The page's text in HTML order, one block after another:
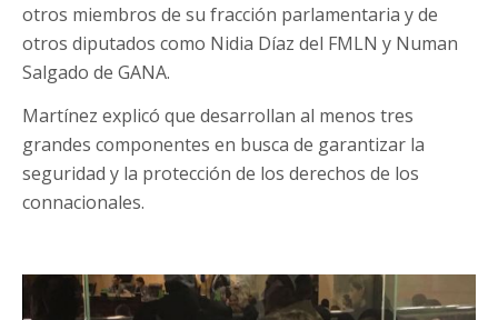
otros miembros de su fracción parlamentaria y de
otros diputados como Nidia Díaz del FMLN y Numan
Salgado de GANA.
Martínez explicó que desarrollan al menos tres
grandes componentes en busca de garantizar la
seguridad y la protección de los derechos de los
connacionales.